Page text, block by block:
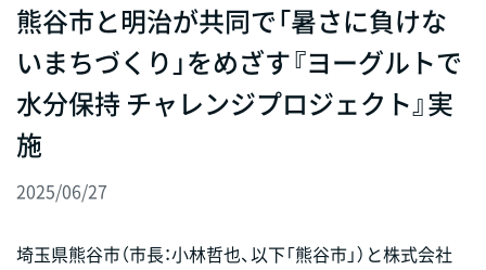
熊谷市と明治が共同で「暑さに負けな
いまちづくり」をめざす『ヨーグルトで
水分保持 チャレンジプロジェクト』実
施
2025/06/27
埼玉県熊谷市（市長：小林哲也、以下「熊谷市」）と株式会社